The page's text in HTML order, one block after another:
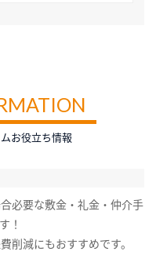
お役立ち情報
必要な敷金・礼金・仲介手
！
削減にもおすすめです。